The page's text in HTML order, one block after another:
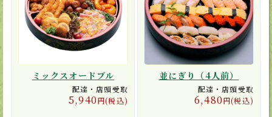
ミックスオードブル
配達・店頭受取
5,940円(税込)
並にぎり（4人前）
配達・店頭受取
6,480円(税込)